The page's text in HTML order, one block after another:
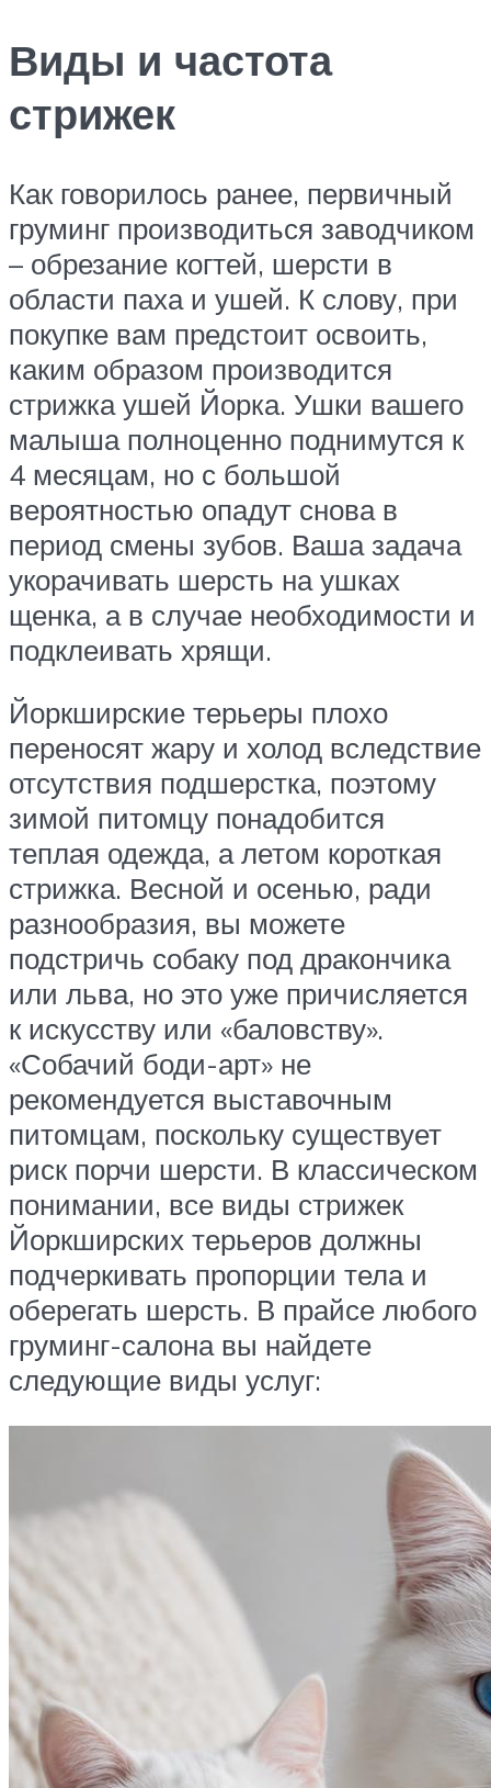
Виды и частота
стрижек
Как говорилось ранее, первичный
груминг производиться заводчиком
– обрезание когтей, шерсти в
области паха и ушей. К слову, при
покупке вам предстоит освоить,
каким образом производится
стрижка ушей Йорка. Ушки вашего
малыша полноценно поднимутся к
4 месяцам, но с большой
вероятностью опадут снова в
период смены зубов. Ваша задача
укорачивать шерсть на ушках
щенка, а в случае необходимости и
подклеивать хрящи.
Йоркширские терьеры плохо
переносят жару и холод вследствие
отсутствия подшерстка, поэтому
зимой питомцу понадобится
теплая одежда, а летом короткая
стрижка. Весной и осенью, ради
разнообразия, вы можете
подстричь собаку под дракончика
или льва, но это уже причисляется
к искусству или «баловству».
«Собачий боди-арт» не
рекомендуется выставочным
питомцам, поскольку существует
риск порчи шерсти. В классическом
понимании, все виды стрижек
Йоркширских терьеров должны
подчеркивать пропорции тела и
оберегать шерсть. В прайсе любого
груминг-салона вы найдете
следующие виды услуг: